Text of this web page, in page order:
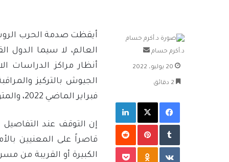
أيقظت صدمة الحرب
العالم، لا سيما الدول
أنظار مراكز الدراسات
الجيوش بالتركيز
فبراير الماضي 2022، والمتوقع لها أن تطول، ربما لشهور أو سنوات قادمة.
إن التوقف عند التفاصيل
قاصراً على المعنيين
الكبيرة أو القريبة من
د.أكرم حسام
أرسل
20 يوليو، 2022
فيسبوك‫X لينكدإن
‏Tumblr بينتيريست
‏Reddit
‏VKontakte
Odnoklassniki
‫Pocket